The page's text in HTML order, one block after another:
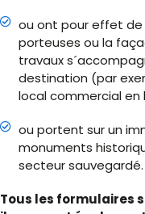
ou ont pour effet
porteuses ou la
travaux
destination (par
local commercial en
ou portent sur un
monuments
secteur sauvegardé.
Tous les formulaires